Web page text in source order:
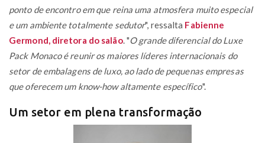
ponto de encontro em que reina uma atmosfera muito especial
e um ambiente totalmente sedutor", ressalta Fabienne
Germond, diretora do salão. "O grande diferencial do Luxe
Pack Monaco é reunir os maiores líderes internacionais do
setor de embalagens de luxo, ao lado de pequenas empresas
que oferecem um know-how altamente específico".
Um setor em plena transformação